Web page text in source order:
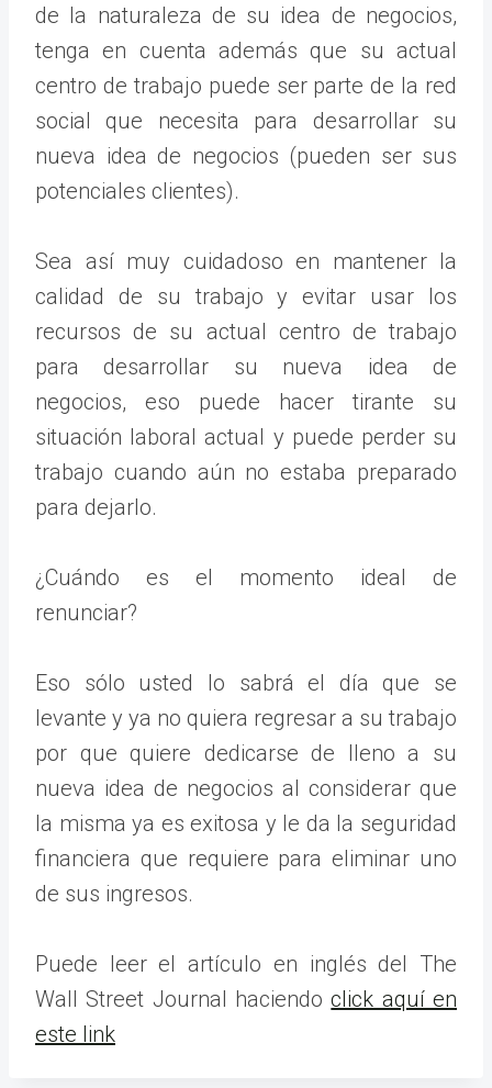
de la naturaleza de su idea de negocios,
tenga en cuenta además que su actual
centro de trabajo puede ser parte de la red
social que necesita para desarrollar su
nueva idea de negocios (pueden ser sus
potenciales clientes).
Sea así muy cuidadoso en mantener la
calidad de su trabajo y evitar usar los
recursos de su actual centro de trabajo
para desarrollar su nueva idea de
negocios, eso puede hacer tirante su
situación laboral actual y puede perder su
trabajo cuando aún no estaba preparado
para dejarlo.
¿Cuándo es el momento ideal de
renunciar?
Eso sólo usted lo sabrá el día que se
levante y ya no quiera regresar a su trabajo
por que quiere dedicarse de lleno a su
nueva idea de negocios al considerar que
la misma ya es exitosa y le da la seguridad
financiera que requiere para eliminar uno
de sus ingresos.
Puede leer el artículo en inglés del The
Wall Street Journal haciendoclick aquí en
este link